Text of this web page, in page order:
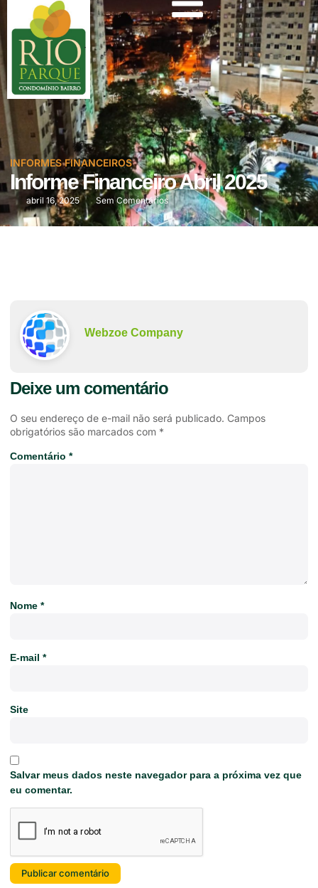
INFORMES FINANCEIROS
Informe Financeiro Abril 2025
abril 16, 2025 Sem Comentários
Webzoe Company
Deixe um comentário
O seu endereço de e-mail não será publicado. Campos
obrigatórios são marcados com *
Comentário *
Nome *
E-mail *
Site
Salvar meus dados neste navegador para a próxima vez que
eu comentar.